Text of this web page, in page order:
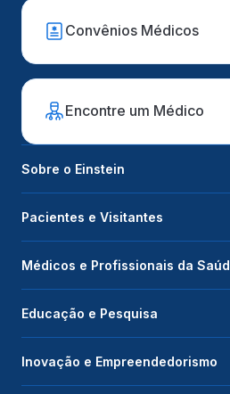
Convênios Médicos
Encontre um Médico
Sobre o Einstein
Pacientes e Visitantes
Médicos e Profissionais da
Educação e Pesquisa
Inovação e Empreendedorismo